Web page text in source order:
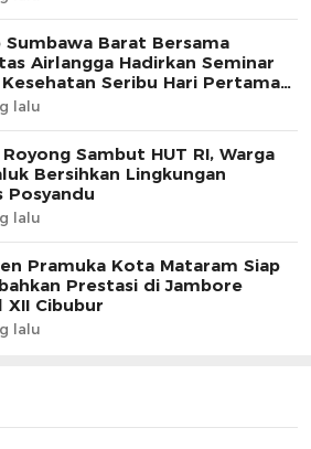
Sumbawa Barat Bersama
Airlangga Hadirkan Seminar
Kesehatan Seribu Hari Pertama
lalu
Sambut HUT RI, Warga
Bersihkan Lingkungan
Posyandu
lalu
Pramuka Kota Mataram Siap
Prestasi di Jambore
XII Cibubur
lalu